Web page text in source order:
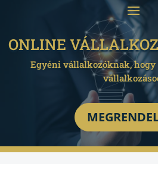
ONLINE
Egyéni vállalkozóknak, hogy